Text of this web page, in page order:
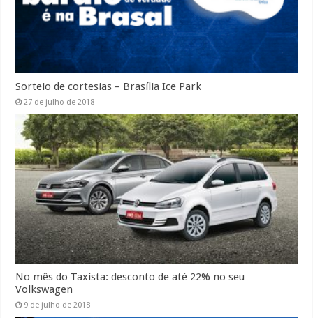
Sorteio de cortesias – Brasília Ice Park
27 de julho de 2018
No mês do Taxista: desconto de até 22% no seu
Volkswagen
9 de julho de 2018